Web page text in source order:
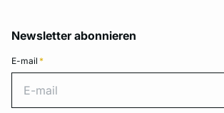
Newsletter abonnieren
E-mail *